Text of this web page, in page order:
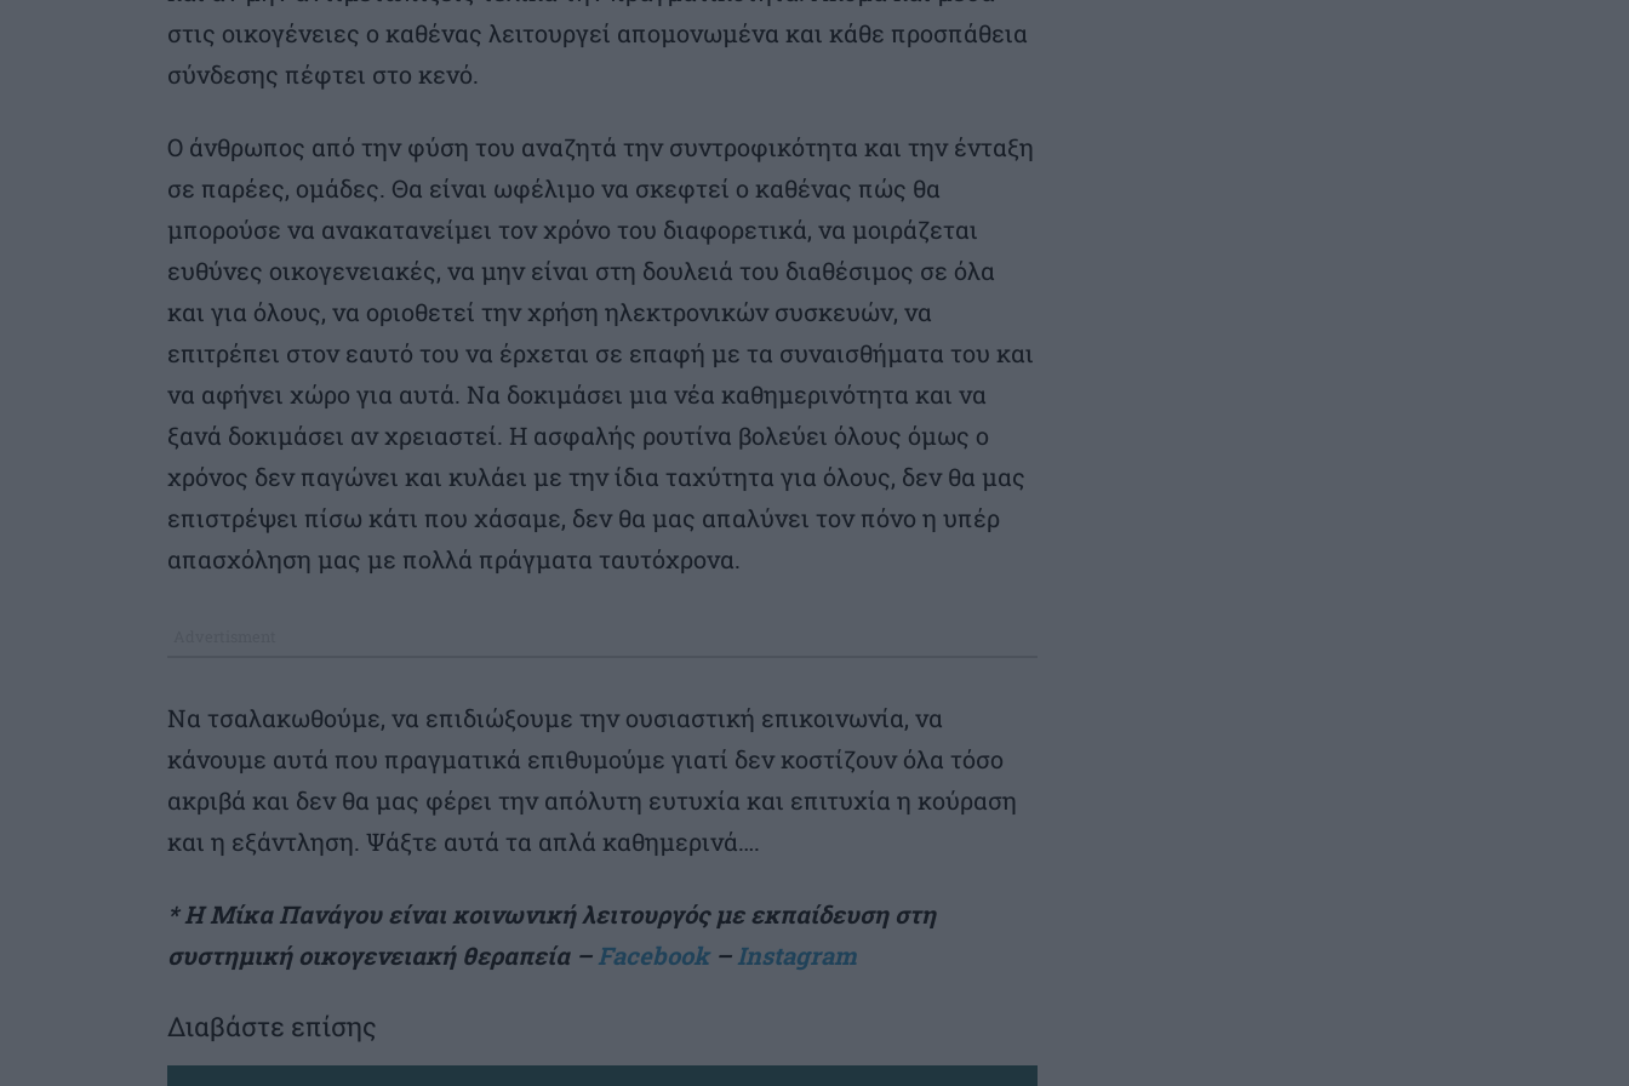
στις οικογένειες ο καθένας λειτουργεί απομονωμένα και κάθε προσπάθεια
σύνδεσης πέφτει στο κενό.
Ο άνθρωπος από την φύση του αναζητά την συντροφικότητα και την ένταξη
σε παρέες, ομάδες. Θα είναι ωφέλιμο να σκεφτεί ο καθένας πώς θα
μπορούσε να ανακατανείμει τον χρόνο του διαφορετικά, να μοιράζεται
ευθύνες οικογενειακές, να μην είναι στη δουλειά του διαθέσιμος σε όλα
και για όλους, να οριοθετεί την χρήση ηλεκτρονικών συσκευών, να
επιτρέπει στον εαυτό του να έρχεται σε επαφή με τα συναισθήματα του και
να αφήνει χώρο για αυτά. Να δοκιμάσει μια νέα καθημερινότητα και να
ξανά δοκιμάσει αν χρειαστεί. Η ασφαλής ρουτίνα βολεύει όλους όμως ο
χρόνος δεν παγώνει και κυλάει με την ίδια ταχύτητα για όλους, δεν θα μας
επιστρέψει πίσω κάτι που χάσαμε, δεν θα μας απαλύνει τον πόνο η υπέρ
απασχόληση μας με πολλά πράγματα ταυτόχρονα.
Να τσαλακωθούμε, να επιδιώξουμε την ουσιαστική επικοινωνία, να
κάνουμε αυτά που πραγματικά επιθυμούμε γιατί δεν κοστίζουν όλα τόσο
ακριβά και δεν θα μας φέρει την απόλυτη ευτυχία και επιτυχία η κούραση
και η εξάντληση. Ψάξτε αυτά τα απλά καθημερινά….
* Η Μίκα Πανάγου είναι κοινωνική λειτουργός με εκπαίδευση στη
συστημική οικογενειακή θεραπεία –Facebook–Instagram
Διαβάστε επίσης